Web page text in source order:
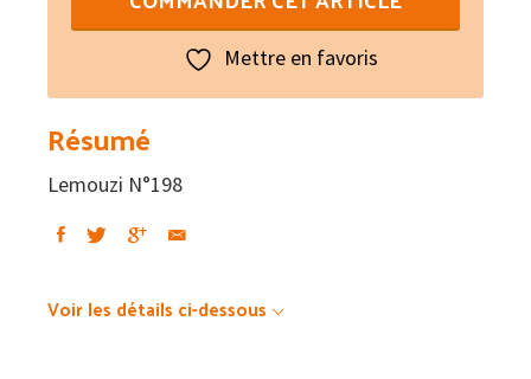
Lemouzi
Mettre en favoris
Résumé
Lemouzi N°198
Voir les détails ci-dessous